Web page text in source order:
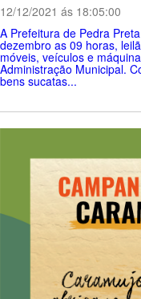
12/12/2021 ás 18:05:00
A Prefeitura de Pedra
dezembro as 09 horas,
móveis, veículos e
Administração Municipal.
bens sucatas...